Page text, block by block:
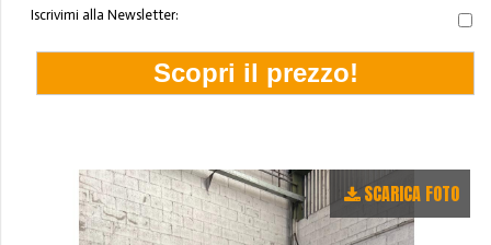
Iscrivimi alla Newsletter:
SCARICA FOTO